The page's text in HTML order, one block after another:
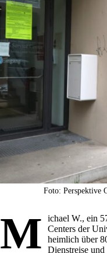
Foto: Perspektive
M
ichael W., ein
Centers der
heimlich über
Dienstreise